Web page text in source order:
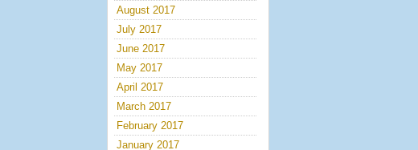
August 2017
July 2017
June 2017
May 2017
April 2017
March 2017
February 2017
January 2017